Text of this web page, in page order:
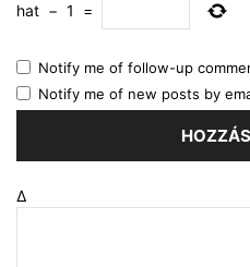
hat − 1 =
Notify me of follow-up
Notify me of new posts by
Δ